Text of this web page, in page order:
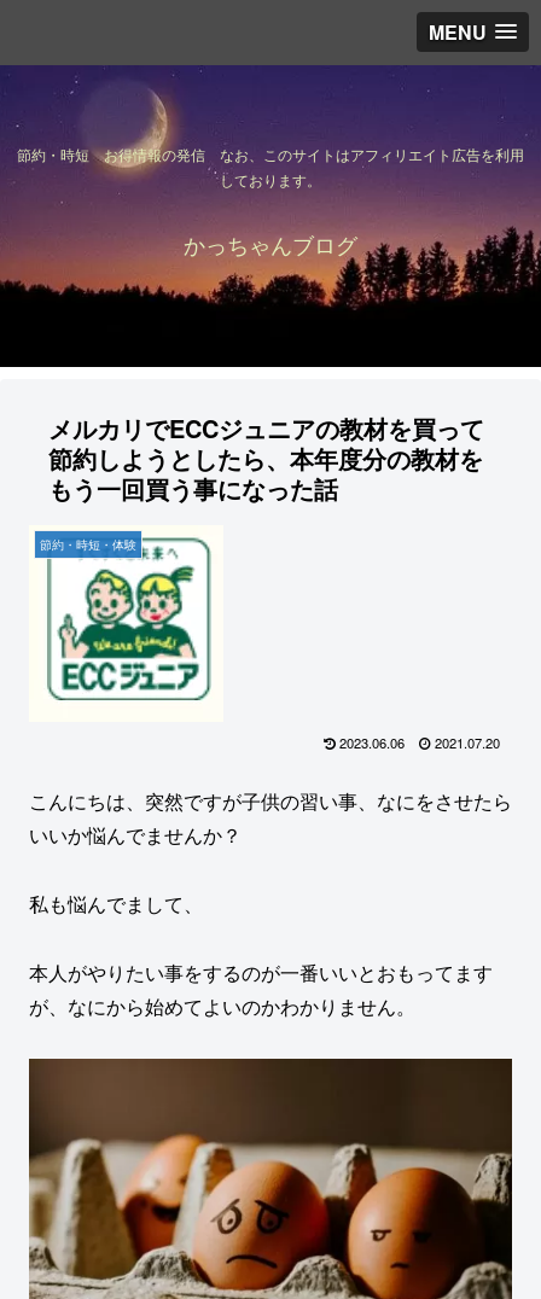
MENU
節約・時短 お得情報の発信 なお、このサイトはアフィリエイト広告を利用
しております。
かっちゃんブログ
メルカリでECCジュニアの教材を買って
節約しようとしたら、本年度分の教材を
もう一回買う事になった話
節約・時短・体験
2023.06.06 2021.07.20
こんにちは、突然ですが子供の習い事、なにをさせたら
いいか悩んでませんか？
私も悩んでまして、
本人がやりたい事をするのが一番いいとおもってます
が、なにから始めてよいのかわかりません。